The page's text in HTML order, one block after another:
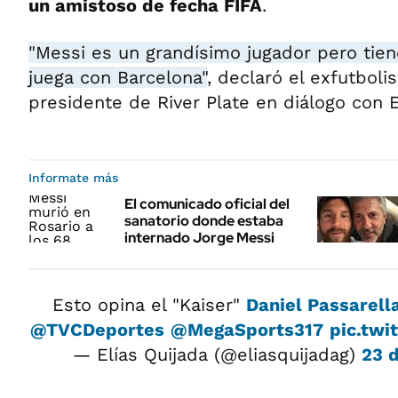
un amistoso de fecha FIFA.
"Messi es un grandísimo jugador pero
juega con Barcelona", declaró el
presidente de River Plate en diálogo con
Informate más
El comunicado oficial del
sanatorio donde estaba
internado Jorge Messi
Esto opina el "Kaiser" Daniel
@TVCDeportes @MegaSports317
— Elías Quijada (@eliasquijadag) 23